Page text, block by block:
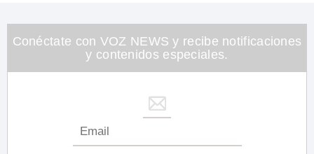
Conéctate con VOZ NEWS y recibe notificaciones
y contenidos especiales.